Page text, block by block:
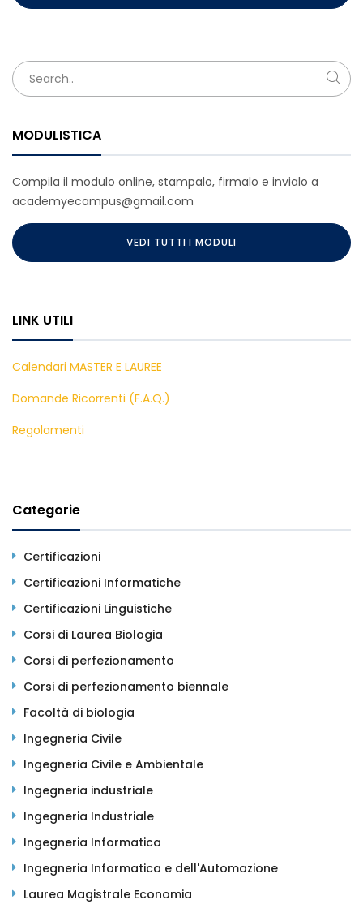
MODULISTICA
Compila il modulo online, stampalo, firmalo e invialo a
academyecampus@gmail.com
VEDI TUTTI I MODULI
LINK UTILI
Calendari MASTER E LAUREE
Domande Ricorrenti (F.A.Q.)
Regolamenti
Categorie
Certificazioni
Certificazioni Informatiche
Certificazioni Linguistiche
Corsi di Laurea Biologia
Corsi di perfezionamento
Corsi di perfezionamento biennale
Facoltà di biologia
Ingegneria Civile
Ingegneria Civile e Ambientale
Ingegneria industriale
Ingegneria Industriale
Ingegneria Informatica
Ingegneria Informatica e dell'Automazione
Laurea Magistrale Economia